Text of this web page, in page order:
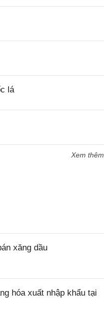
lá
Xem thêm
xăng dầu
hóa xuất nhập khẩu tại